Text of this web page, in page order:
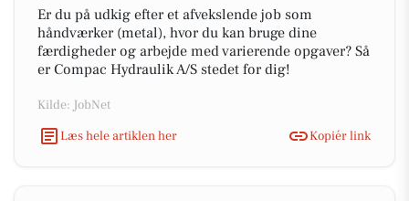
Er du på udkig efter et afvekslende job som
håndværker (metal), hvor du kan bruge dine
færdigheder og arbejde med varierende opgaver? Så
er Compac Hydraulik A/S stedet for dig!
Kilde: JobNet
Læs hele artiklen her
Kopiér link